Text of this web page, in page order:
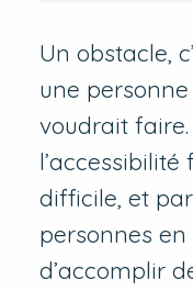
Un obstacle,
une
voudrait
l’accessibilité
difficile, et
personnes
d’accomplir